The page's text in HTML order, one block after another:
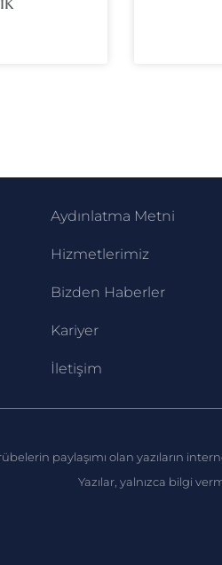
Aydınlatma Metni
Hizmetlerimiz
Bizden Haberler
Kariyer
İletişim
paylaşımı olan yazıların
Yazılar, yalnızca bilgi